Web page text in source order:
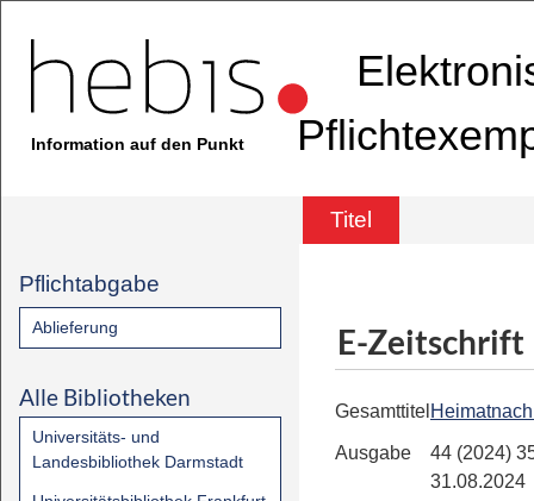
Information auf den Punkt
Titel
Pflichtabgabe
Ablieferung
Alle Bibliotheken
Universitäts- und
Landesbibliothek Darmstadt
E-Zeitschrift
Gesamttitel
Ausgabe
44 (2024)
31.08.2024